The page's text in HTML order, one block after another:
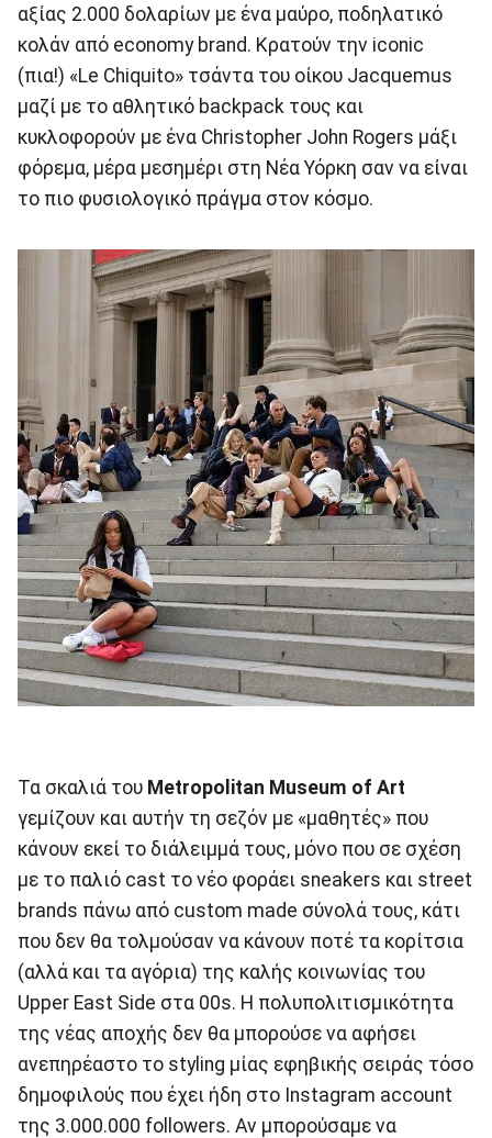
αξίας 2.000 δολαρίων με ένα μαύρο, ποδηλατικό
κολάν από economy brand. Κρατούν την iconic
(πια!) «Le Chiquito» τσάντα του οίκου Jacquemus
μαζί με το αθλητικό backpack τους και
κυκλοφορούν με ένα Christopher John Rogers μάξι
φόρεμα, μέρα μεσημέρι στη Νέα Υόρκη σαν να είναι
το πιο φυσιολογικό πράγμα στον κόσμο.
Τα σκαλιά του Metropolitan Museum of Art
γεμίζουν και αυτήν τη σεζόν με «μαθητές» που
κάνουν εκεί το διάλειμμά τους, μόνο που σε σχέση
με το παλιό cast το νέο φοράει sneakers και street
brands πάνω από custom made σύνολά τους, κάτι
που δεν θα τολμούσαν να κάνουν ποτέ τα κορίτσια
(αλλά και τα αγόρια) της καλής κοινωνίας του
Upper East Side στα 00s. H πολυπολιτισμικότητα
της νέας αποχής δεν θα μπορούσε να αφήσει
ανεπηρέαστο το styling μίας εφηβικής σειράς τόσο
δημοφιλούς που έχει ήδη στο Instagram account
της 3.000.000 followers. Aν μπορούσαμε να